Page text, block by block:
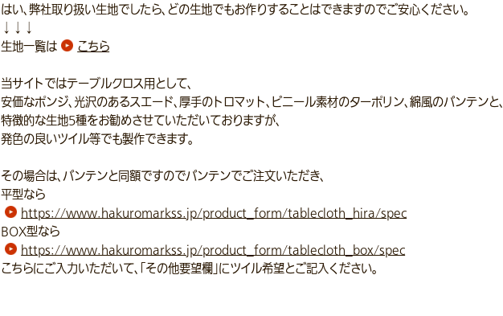
はい、弊社取り扱い生地でしたら、どの生地でもお作りすることはできますのでご安心ください。
↓↓↓
生地一覧は
こちら
当サイトではテーブルクロス用として、
安価なポンジ、光沢のあるスエード、厚手のトロマット、ビニール素材のターポリン、綿風のバンテンと、
特徴的な生地5種をお勧めさせていただいておりますが、
発色の良いツイル等でも製作できます。
その場合は、バンテンと同額ですのでバンテンでご注文いただき、
平型なら
https://www.hakuromarkss.jp/product_form/tablecloth_hira/spec
BOX型なら
https://www.hakuromarkss.jp/product_form/tablecloth_box/spec
こちらにご入力いただいて、「その他要望欄」にツイル希望とご記入ください。